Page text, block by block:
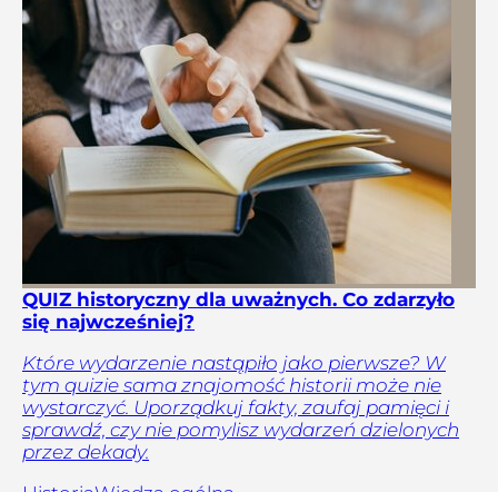
QUIZ historyczny dla uważnych. Co zdarzyło
się najwcześniej?
Które wydarzenie nastąpiło jako pierwsze? W
tym quizie sama znajomość historii może nie
wystarczyć. Uporządkuj fakty, zaufaj pamięci i
sprawdź, czy nie pomylisz wydarzeń dzielonych
przez dekady.